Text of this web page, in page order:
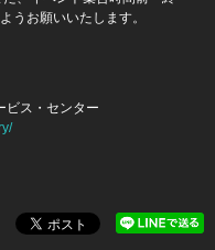
うお願いいたします。
ビス・センター